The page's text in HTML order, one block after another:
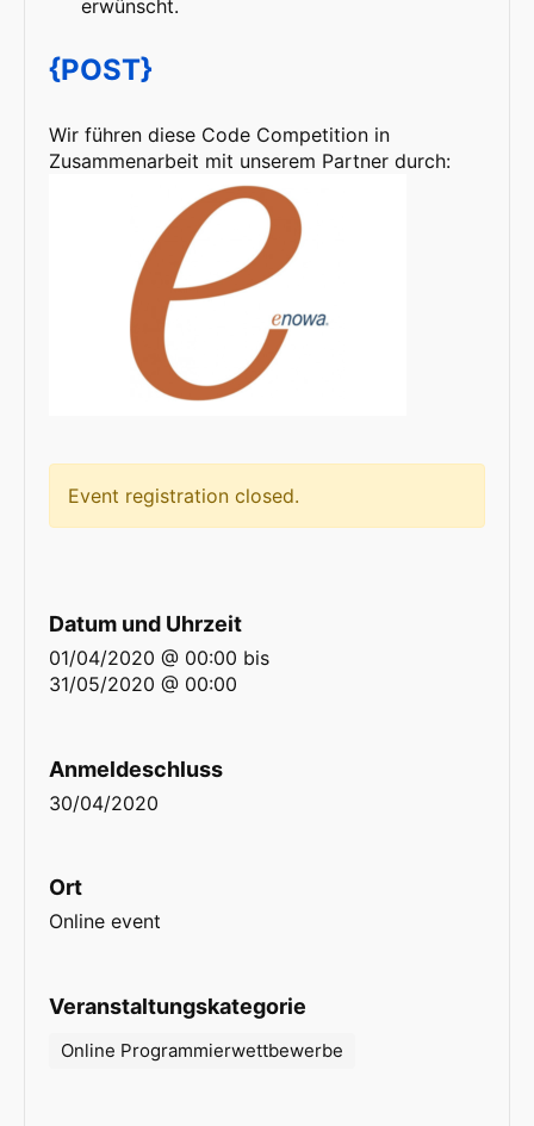
erwünscht.
{POST}
Wir führen diese Code Competition in
Zusammenarbeit mit unserem Partner durch:
Event registration closed.
Datum und Uhrzeit
01/04/2020 @ 00:00 bis
31/05/2020 @ 00:00
Anmeldeschluss
30/04/2020
Ort
Online event
Veranstaltungskategorie
Online Programmierwettbewerbe